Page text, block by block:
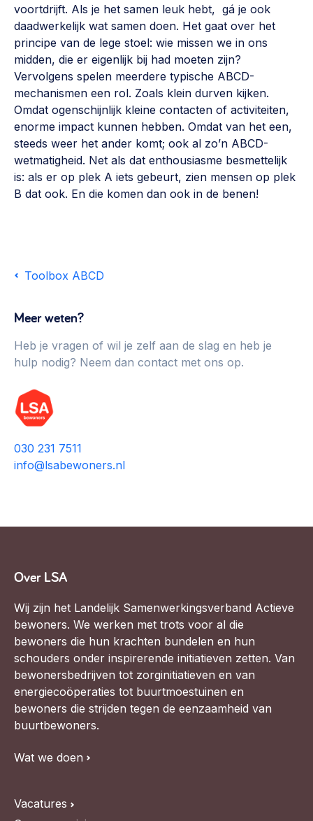
voortdrijft. Als je het samen leuk hebt, gá je ook
daadwerkelijk wat samen doen. Het gaat over het
principe van de lege stoel: wie missen we in ons
midden, die er eigenlijk bij had moeten zijn?
Vervolgens spelen meerdere typische ABCD-
mechanismen een rol. Zoals klein durven kijken.
Omdat ogenschijnlijk kleine contacten of activiteiten,
enorme impact kunnen hebben. Omdat van het een,
steeds weer het ander komt; ook al zo’n ABCD-
wetmatigheid. Net als dat enthousiasme besmettelijk
is: als er op plek A iets gebeurt, zien mensen op plek
B dat ook. En die komen dan ook in de benen!
Toolbox ABCD
Meer weten?
Heb je vragen of wil je zelf aan de slag en heb je
hulp nodig? Neem dan contact met ons op.
030 231 7511
info@lsabewoners.nl
Over LSA
Wij zijn het Landelijk Samenwerkingsverband Actieve
bewoners. We werken met trots voor al die
bewoners die hun krachten bundelen en hun
schouders onder inspirerende initiatieven zetten. Van
bewonersbedrijven tot zorginitiatieven en van
energiecoöperaties tot buurtmoestuinen en
bewoners die strijden tegen de eenzaamheid van
buurtbewoners.
Wat we doen
Vacatures